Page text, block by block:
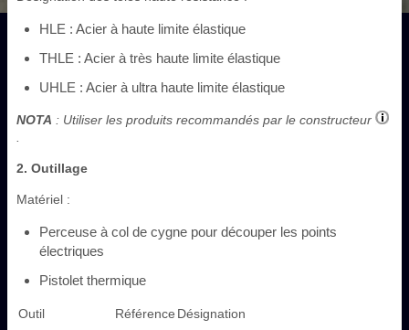
HLE : Acier à haute limite élastique
THLE : Acier à très haute limite élastique
UHLE : Acier à ultra haute limite élastique
NOTA : Utiliser les produits recommandés par le constructeur
2. Outillage
Matériel :
Perceuse à col de cygne pour découper les points
électriques
Pistolet thermique
Outil Référence Désignation